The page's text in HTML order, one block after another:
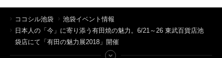
ココシル池袋
池袋イベント情報
日本人の「今」に寄り添う有田焼の魅力。6/21～26 東武百貨店池
袋店にて「有田の魅力展2018」開催